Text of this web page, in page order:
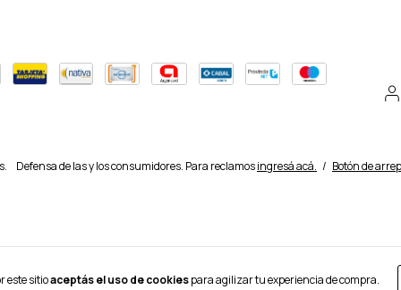
este sitioaceptás el uso de cookiespara agilizar tu experiencia de compra.
Defensa de las y los consumidores. Para reclamosingresá acá. / Botón de